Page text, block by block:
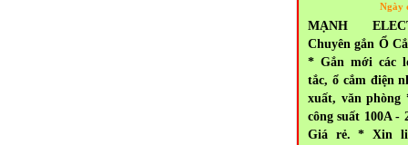
Ngày
MẠNH
Chuyên gắn Ổ
* Gắn mới các
tắc, ổ cắm điện
xuất, văn phòng
công suất 100A -
Giá rẻ. * Xin